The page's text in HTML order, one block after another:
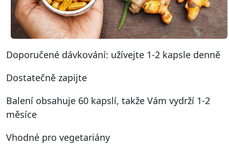
Doporučené dávkování: užívejte 1-2 kapsle denně
Dostatečně zapijte
Balení obsahuje 60 kapslí, takže Vám vydrží 1-2
měsíce
Vhodné pro vegetariány